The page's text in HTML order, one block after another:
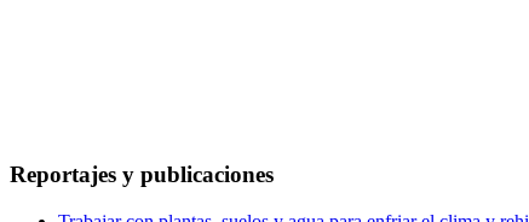
Reportajes y publicaciones